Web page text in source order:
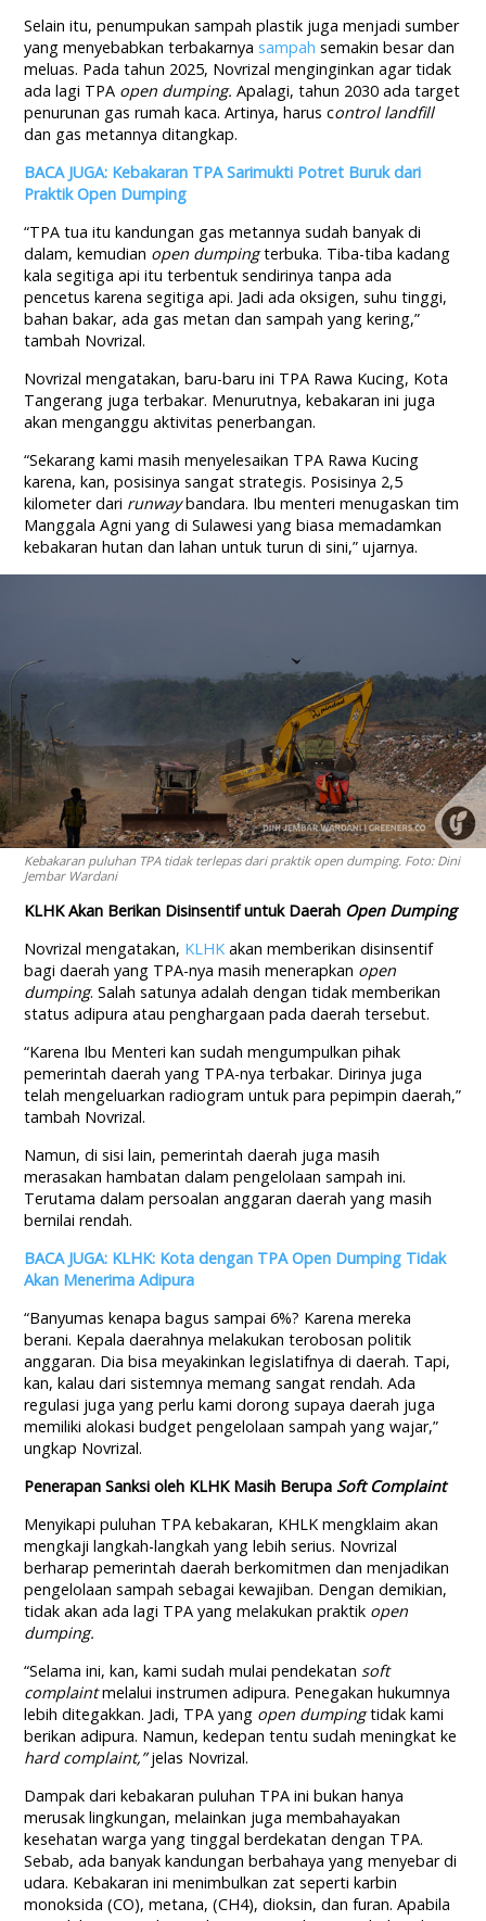
Selain itu, penumpukan sampah plastik juga menjadi sumber
yang menyebabkan terbakarnya sampah semakin besar dan
meluas. Pada tahun 2025, Novrizal menginginkan agar tidak
ada lagi TPA open dumping. Apalagi, tahun 2030 ada target
penurunan gas rumah kaca. Artinya, harus control landfill
dan gas metannya ditangkap.
BACA JUGA: Kebakaran TPA Sarimukti Potret Buruk dari
Praktik Open Dumping
“TPA tua itu kandungan gas metannya sudah banyak di
dalam, kemudian open dumpingterbuka. Tiba-tiba kadang
kala segitiga api itu terbentuk sendirinya tanpa ada
pencetus karena segitiga api. Jadi ada oksigen, suhu tinggi,
bahan bakar, ada gas metan dan sampah yang kering,”
tambah Novrizal.
Novrizal mengatakan, baru-baru ini TPA Rawa Kucing, Kota
Tangerang juga terbakar. Menurutnya, kebakaran ini juga
akan menganggu aktivitas penerbangan.
“Sekarang kami masih menyelesaikan TPA Rawa Kucing
karena, kan, posisinya sangat strategis. Posisinya 2,5
kilometer dari runwaybandara. Ibu menteri menugaskan tim
Manggala Agni yang di Sulawesi yang biasa memadamkan
kebakaran hutan dan lahan untuk turun di sini,” ujarnya.
Kebakaran puluhan TPA tidak terlepas dari praktik open dumping. Foto: Dini
Jembar Wardani
KLHK Akan Berikan Disinsentif untuk Daerah Open Dumping
Novrizal mengatakan, KLHK akan memberikan disinsentif
bagi daerah yang TPA-nya masih menerapkan open
dumping. Salah satunya adalah dengan tidak memberikan
status adipura atau penghargaan pada daerah tersebut.
“Karena Ibu Menteri kan sudah mengumpulkan pihak
pemerintah daerah yang TPA-nya terbakar. Dirinya juga
telah mengeluarkan radiogram untuk para pepimpin daerah,”
tambah Novrizal.
Namun, di sisi lain, pemerintah daerah juga masih
merasakan hambatan dalam pengelolaan sampah ini.
Terutama dalam persoalan anggaran daerah yang masih
bernilai rendah.
BACA JUGA: KLHK: Kota dengan TPA Open Dumping Tidak
Akan Menerima Adipura
“Banyumas kenapa bagus sampai 6%? Karena mereka
berani. Kepala daerahnya melakukan terobosan politik
anggaran. Dia bisa meyakinkan legislatifnya di daerah. Tapi,
kan, kalau dari sistemnya memang sangat rendah. Ada
regulasi juga yang perlu kami dorong supaya daerah juga
memiliki alokasi budget pengelolaan sampah yang wajar,”
ungkap Novrizal.
Penerapan Sanksi oleh KLHK Masih Berupa Soft Complaint
Menyikapi puluhan TPA kebakaran, KHLK mengklaim akan
mengkaji langkah-langkah yang lebih serius. Novrizal
berharap pemerintah daerah berkomitmen dan menjadikan
pengelolaan sampah sebagai kewajiban. Dengan demikian,
tidak akan ada lagi TPA yang melakukan praktik open
dumping.
“Selama ini, kan, kami sudah mulai pendekatan soft
complaintmelalui instrumen adipura. Penegakan hukumnya
lebih ditegakkan. Jadi, TPA yang open dumpingtidak kami
berikan adipura. Namun, kedepan tentu sudah meningkat ke
hard complaint,”jelas Novrizal.
Dampak dari kebakaran puluhan TPA ini bukan hanya
merusak lingkungan, melainkan juga membahayakan
kesehatan warga yang tinggal berdekatan dengan TPA.
Sebab, ada banyak kandungan berbahaya yang menyebar di
udara. Kebakaran ini menimbulkan zat seperti karbin
monoksida (CO), metana, (CH4), dioksin, dan furan. Apabila